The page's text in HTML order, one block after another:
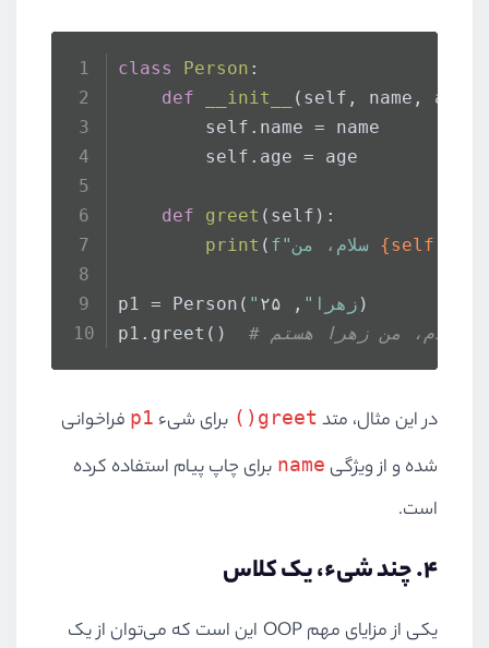
class Person :
def
__init__ ( self, name, age
        self.name = name
        self.age = age
def greet ( self ):
print (
p1 = Person( "زهرا" , ۲۵)
p1.greet()
در این مثال، متد greet() برای شیء p1 فراخوانی
شده و از ویژگی name برای چاپ پیام استفاده کرده
است.
۴. چند شیء، یک کلاس
یکی از مزایای مهم OOP این است که می‌توان از یک